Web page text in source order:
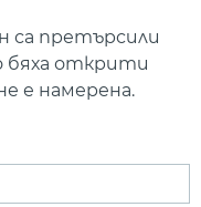
са претърсили
бяха открити
е намерена.